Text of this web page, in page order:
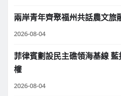
兩岸青年齊聚福州共話農文旅
2026-08-04
菲律賓劃設民主礁領海基線
權
2026-08-04